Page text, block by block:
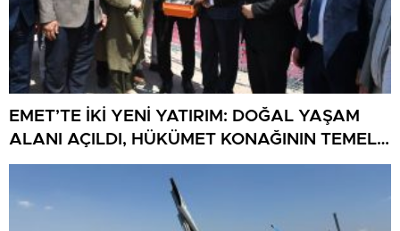
EMET’TE İKİ YENİ YATIRIM: DOĞAL YAŞAM
ALANI AÇILDI, HÜKÜMET KONAĞININ TEMELİ
ATILDI